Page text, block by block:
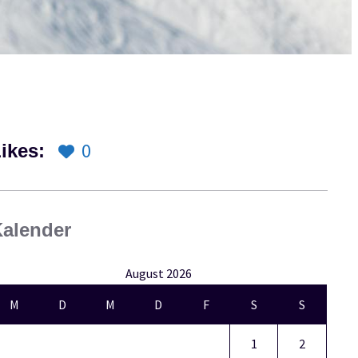
0
August 2026
M
D M D F S S
1 2